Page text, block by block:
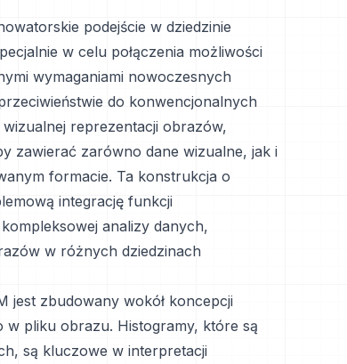
podejście w dziedzinie
w celu połączenia możliwości
wymaganiami nowoczesnych
do konwencjonalnych
reprezentacji obrazów,
zawierać zarówno dane wizualne, jak i
formacie. Ta konstrukcja o
integrację funkcji
analizy danych,
w różnych dziedzinach
jest zbudowany wokół koncepcji
w pliku obrazu. Histogramy, które są
są kluczowe w interpretacji